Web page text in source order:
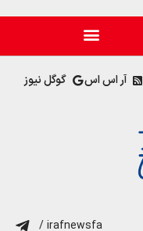
آر اس اس گوگل نیوز
/ irafnewsfa